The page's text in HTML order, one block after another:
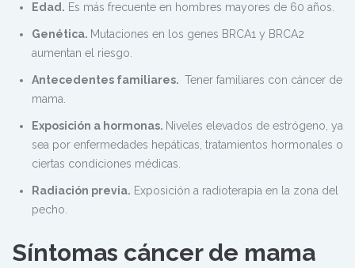
Edad. Es más frecuente en hombres mayores de 60 años.
Genética. Mutaciones en los genes BRCA1 y BRCA2
aumentan el riesgo.
Antecedentes familiares. Tener familiares con cáncer de
mama.
Exposición a hormonas. Niveles elevados de estrógeno, ya
sea por enfermedades hepáticas, tratamientos hormonales o
ciertas condiciones médicas.
Radiación previa. Exposición a radioterapia en la zona del
pecho.
Síntomas cáncer de mama